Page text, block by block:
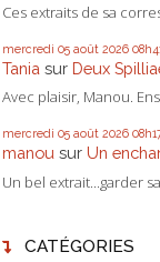
Ces extraits de sa
mercredi 05 août 2026
Tania sur Deux
Avec plaisir, Manou.
mercredi 05 août 2026
manou sur Un
Un bel extrait...garder
CATÉGORIES